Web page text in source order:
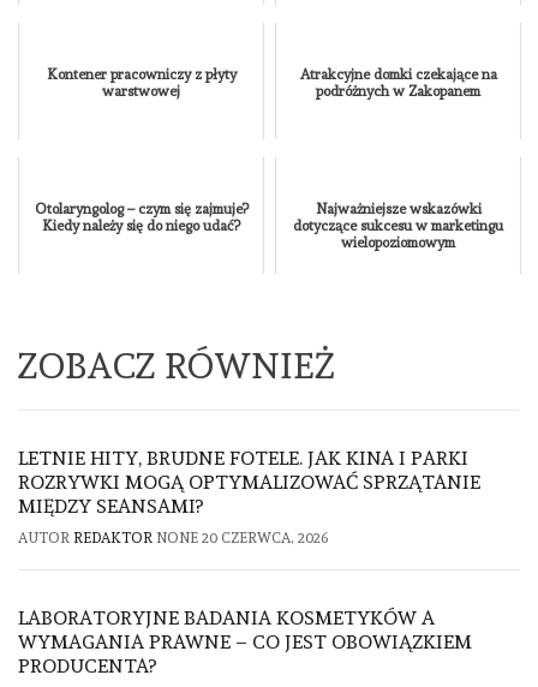
Kontener pracowniczy z płyty
warstwowej
Atrakcyjne domki czekające na
podróżnych w Zakopanem
Otolaryngolog – czym się zajmuje?
Kiedy należy się do niego udać?
Najważniejsze wskazówki
dotyczące sukcesu w marketingu
wielopoziomowym
ZOBACZ RÓWNIEŻ
LETNIE HITY, BRUDNE FOTELE. JAK KINA I PARKI
ROZRYWKI MOGĄ OPTYMALIZOWAĆ SPRZĄTANIE
MIĘDZY SEANSAMI?
AUTOR REDAKTOR NONE 20 CZERWCA, 2026
LABORATORYJNE BADANIA KOSMETYKÓW A
WYMAGANIA PRAWNE – CO JEST OBOWIĄZKIEM
PRODUCENTA?